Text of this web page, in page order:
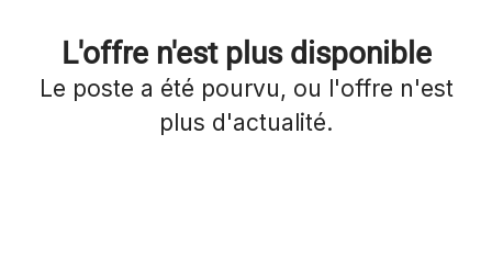
L'offre n'est plus disponible
Le poste a été pourvu, ou l'offre n'est
plus d'actualité.